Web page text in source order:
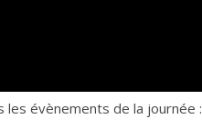
les évènements de la journée :